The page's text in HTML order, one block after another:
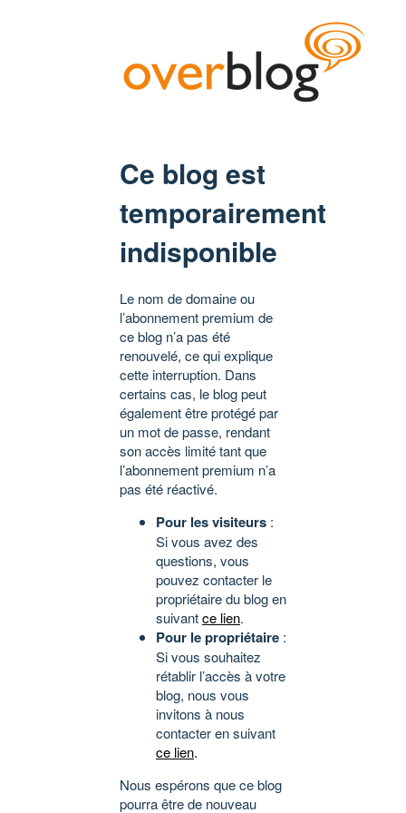
Ce blog est
temporairement
indisponible
Le nom de domaine ou
l’abonnement premium de
ce blog n’a pas été
renouvelé, ce qui explique
cette interruption. Dans
certains cas, le blog peut
également être protégé par
un mot de passe, rendant
son accès limité tant que
l’abonnement premium n’a
pas été réactivé.
Pour les visiteurs :
Si vous avez des
questions, vous
pouvez contacter le
propriétaire du blog en
suivantce lien.
Pour le propriétaire :
Si vous souhaitez
rétablir l’accès à votre
blog, nous vous
invitons à nous
contacter en suivant
ce lien.
Nous espérons que ce blog
pourra être de nouveau